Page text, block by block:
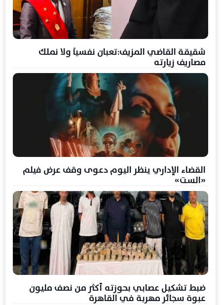
شقيقة القاضي المزيف:تعبان نفسياً ولا نملك
مصاريف زيارته
القضاء الإداري ينظر اليوم دعوى وقف عرض فيلم
«الست»
ضبط تشكيل عصابي بحوزته أكثر من نصف مليون
عبوة سجائر مهربة في القاهرة